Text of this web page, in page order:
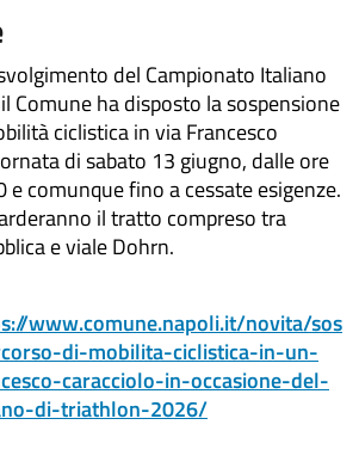
del Campionato Italiano
Comune ha disposto la sospensione
ciclistica in via Francesco
di sabato 13 giugno, dalle ore
e comunque fino a cessate esigenze.
il tratto compreso tra
e viale Dohrn.
www.comune.napoli.it/novita/sos
di-mobilita-ciclistica-in-un-
caracciolo-in-occasione-del-
di-triathlon-2026/